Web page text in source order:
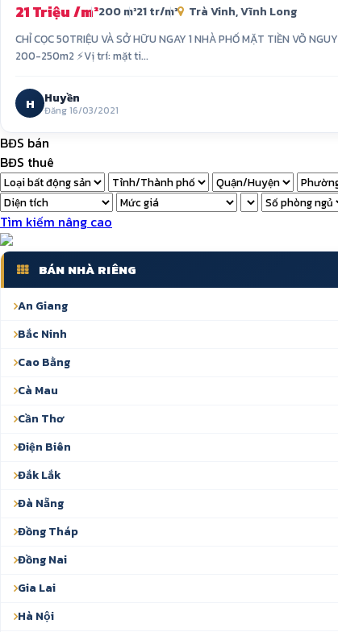
21 Triệu /m²200 m²21 tr/m² Trà Vinh, Vĩnh Long
CHỈ CỌC 50TRIỆU VÀ SỞ HỮU NGAY 1 NHÀ PHỐ MẶT TIỀN VÕ
200-250m2 ⚡Vị trí: mặt ti...
H Huyền
Đăng 16/03/2021
BĐS bán
BĐS thuê
Tìm kiếm nâng cao
BÁN NHÀ RIÊNG
An Giang
Bắc Ninh
Cao Bằng
Cà Mau
Cần Thơ
Điện Biên
Đắk Lắk
Đà Nẵng
Đồng Tháp
Đồng Nai
Gia Lai
Hà Nội